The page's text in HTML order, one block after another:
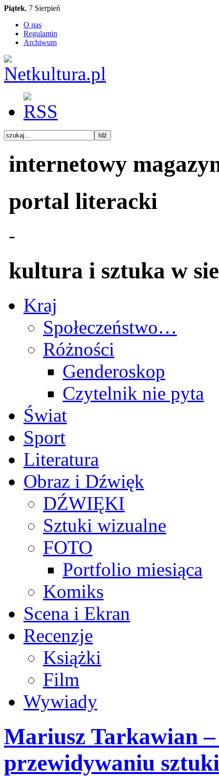
Piątek, 7 Sierpień
O nas
Regulamin
Archiwum
internetowy
portal literacki
-
kultura i sztuka w
Kraj
Społeczeństwo…
Różności
Genderoskop
Czytelnik nie pyta
Świat
Sport
Literatura
Obraz i Dźwięk
DŹWIĘKI
Sztuki wizualne
FOTO
Portfolio miesiąca
Komiks
Scena i Ekran
Recenzje
Książki
Film
Wywiady
Mariusz Tarkawian
przewidywaniu sztuki